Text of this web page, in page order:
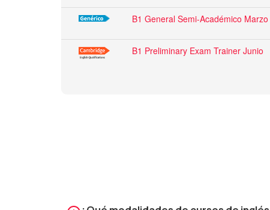
B1 General Semi-Académico Marzo
B1 Preliminary Exam Trainer Junio